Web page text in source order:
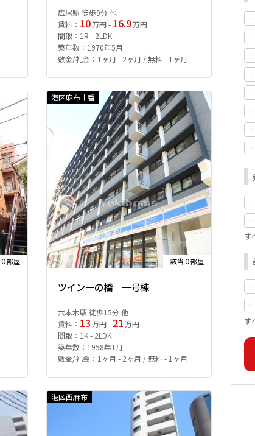
広尾駅 徒歩9分 他
賃料： 10万円 - 16.9万円
間取：1R - 2LDK
築年数：1970年5月
敷金/礼金：1ヶ月 - 2ヶ月 / 無料 - 1ヶ月
0部屋
港区麻布十番
該当 0部屋
ツイン一の橋 一号棟
六本木駅 徒歩15分 他
賃料： 13 万円 - 21 万円
間取：1K - 2LDK
築年数：1958年1月
敷金/礼金：1ヶ月 - 2ヶ月 / 無料 - 1ヶ月
港区西麻布
す
す